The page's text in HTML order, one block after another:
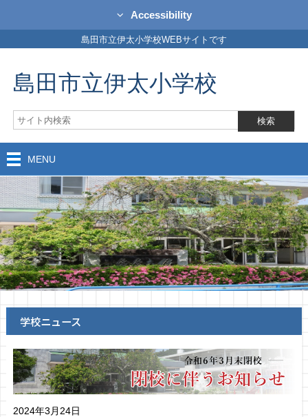
Accessibility
島田市立伊太小学校WEBサイトです
島田市立伊太小学校
MENU
学校ニュース
2024年3月24日